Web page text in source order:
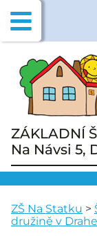
ZÁKLADNÍ
Na Návsi 5,
ZŠ Na Statku >
družině v